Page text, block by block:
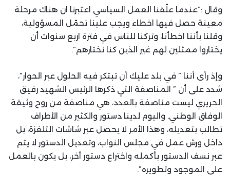
وقال :”عندما علّقنا العمل السياسي اعتبرنا ان هناك مرحلة
معينة حصل فيها اخطاء ويجب علينا تحمّل المسؤولية،
وقلنا بأننا اخطأنا، وتركنا للناس في فترة اربع سنوات أن
يختاروا ممثلين لهم غير الذين كنا نختارهم”.
وإذ رأى أننا ” في بلد عليك أن تبتكر فيه الحلول عبر الحوار”،
شدد على أن ” المناصفة التي ذكرها الرئيس الشهيد رفيق
الحريري ليست مناصفة بالعدد، هي مناصفة من روح وثيقة
الوفاق الوطني. واليوم لدينا دستور والكثير من الأطراف
تطالب بتعديله، وهذا الأمر لا يحصل عبر شاشات التلفزة، بل
داخل ورش عمل في مجلس النواب، وتعديل الدستور لا يتم
عبر نسف الدستور بأكمله واختراع دستور آخر، بل يكون بالعمل
على الموجود وتطويره”.